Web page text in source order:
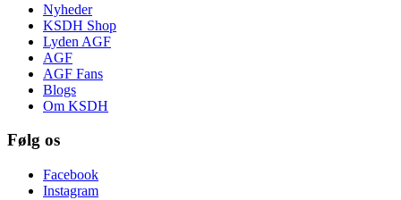
Nyheder
KSDH Shop
Lyden AGF
AGF
AGF Fans
Blogs
Om KSDH
Følg os
Facebook
Instagram